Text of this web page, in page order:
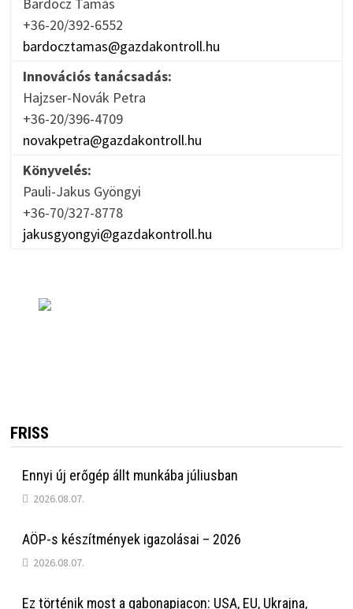
Bardocz Tamás
+36-20/392-6552
bardocztamas@gazdakontroll.hu
Innovációs tanácsadás:
Hajzser-Novák Petra
+36-20/396-4709
novakpetra@gazdakontroll.hu
Könyvelés:
Pauli-Jakus Gyöngyi
+36-70/327-8778
jakusgyongyi@gazdakontroll.hu
FRISS
Ennyi új erőgép állt munkába júliusban
2026.08.07.
AÖP-s készítmények igazolásai – 2026
2026.08.07.
Ez történik most a gabonapiacon: USA, EU, Ukrajna,